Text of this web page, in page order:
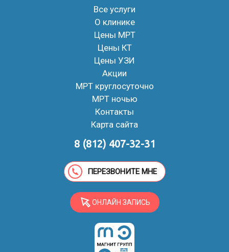
Все услуги
О клинике
Цены МРТ
Цены КТ
Цены УЗИ
Акции
МРТ круглосуточно
МРТ ночью
Контакты
Карта сайта
8 (812) 407-32-31
ПЕРЕЗВОНИТЕ МНЕ
ОНЛАЙН ЗАПИСЬ